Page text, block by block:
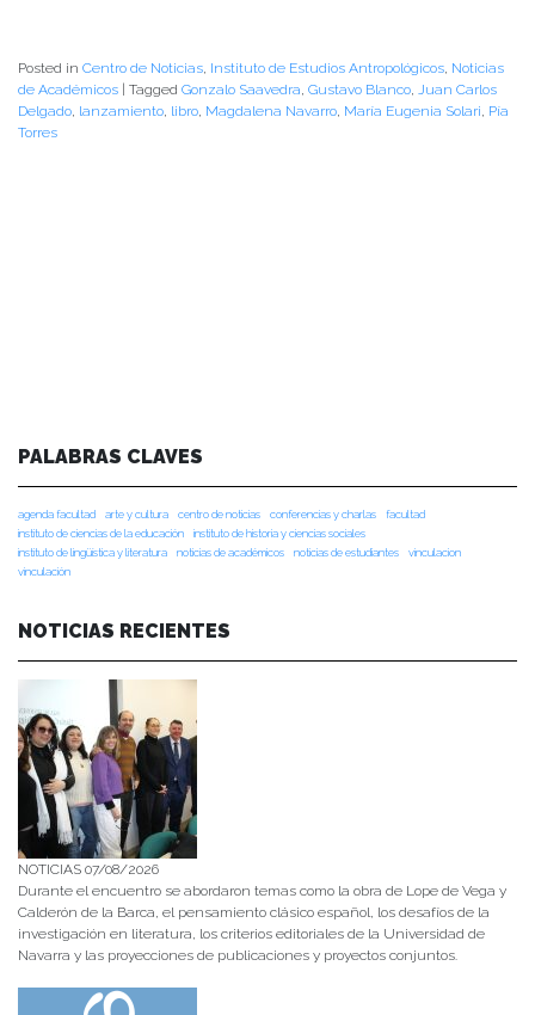
Posted in Centro de Noticias, Instituto de Estudios Antropológicos, Noticias
de Académicos
Tagged Gonzalo Saavedra, Gustavo Blanco, Juan Carlos
Delgado, lanzamiento, libro, Magdalena Navarro, María Eugenia Solari, Pía
Torres
PALABRAS CLAVES
agenda facultad arte y cultura centro de noticias conferencias y charlas
facultad
instituto de ciencias de la educación
instituto de historia y ciencias sociales
instituto de lingüística y literatura
noticias de académicos noticias de estudiantes
vinculacion
vinculación
NOTICIAS RECIENTES
NOTICIAS 07/08/2026
Durante el encuentro se abordaron temas como la obra de Lope de Vega y
Calderón de la Barca, el pensamiento clásico español, los desafíos de la
investigación en literatura, los criterios editoriales de la Universidad de
Navarra y las proyecciones de publicaciones y proyectos conjuntos.